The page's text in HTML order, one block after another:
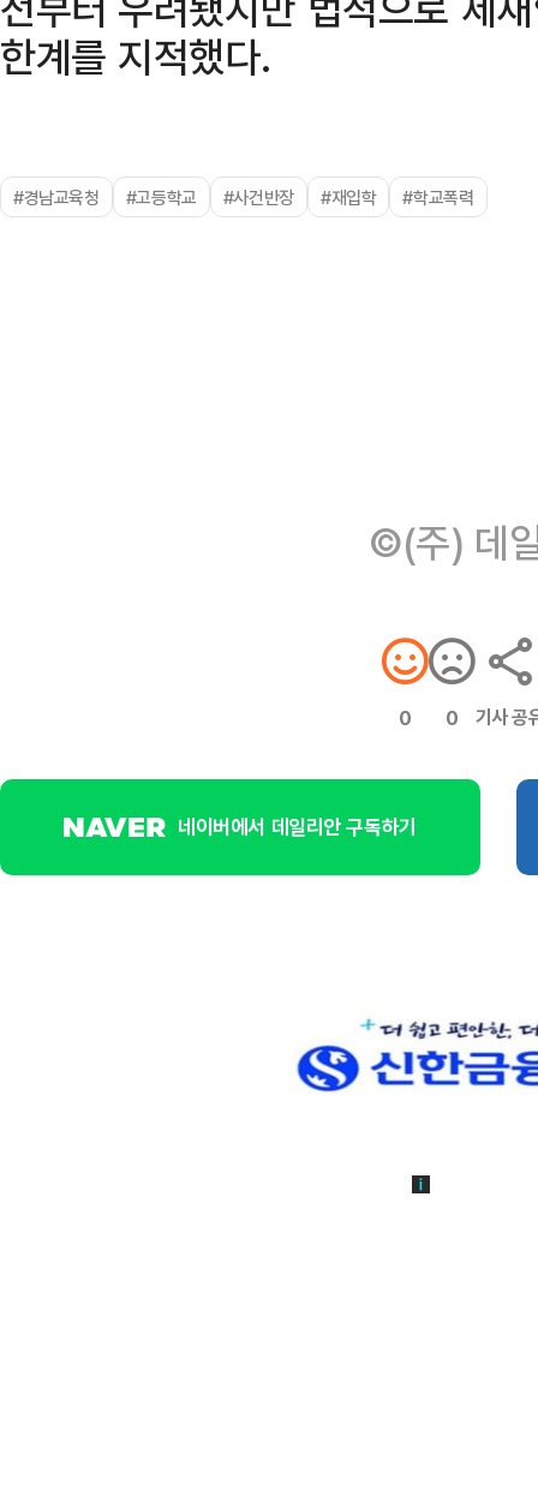
한계를 지적했다.
#경남교육청 #고등학교 #사건반장 #재입학 #학교폭력
©(주) 데
0 0 기사 공
네이버에서 데일리안 구독하기